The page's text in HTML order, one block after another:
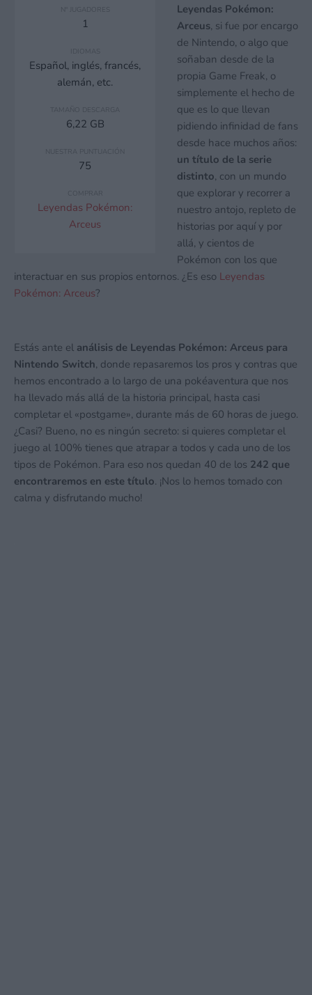
1
IDIOMAS
Español, inglés, francés,
alemán, etc.
TAMAÑO DESCARGA
6,22 GB
75
COMPRAR
Leyendas Pokémon:
Arceus
Leyendas Pokémon:
Arceus, si fue por encargo
de Nintendo, o algo que
soñaban desde de la
propia Game Freak, o
simplemente el hecho de
que es lo que llevan
pidiendo infinidad de fans
desde hace muchos años:
un título de la serie
distinto, con un mundo
que explorar y recorrer a
nuestro antojo, repleto de
historias por aquí y por
allá, y cientos de
Pokémon con los que
interactuar en sus propios entornos. ¿Es eso Leyendas
Pokémon: Arceus?
Estás ante el análisis de Leyendas Pokémon: Arceus para
Nintendo Switch, donde repasaremos los pros y contras que
hemos encontrado a lo largo de una pokéaventura que nos
ha llevado más allá de la historia principal, hasta casi
completar el «postgame», durante más de 60 horas de juego.
¿Casi? Bueno, no es ningún secreto: si quieres completar el
juego al 100% tienes que atrapar a todos y cada uno de los
tipos de Pokémon. Para eso nos quedan 40 de los 242 que
encontraremos en este título. ¡Nos lo hemos tomado con
calma y disfrutando mucho!